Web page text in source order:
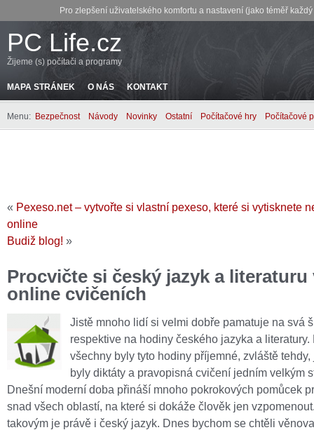
Pro zlepšení uživatelského komfortu a nastavení (jako téměř
PC Life.cz
Žijeme (s) počítači a programy
MAPA STRÁNEK O NÁS KONTAKT
Menu: Bezpečnost Návody Novinky Ostatní Počítačové hry Počítačové
« Pexeso.net – vytvořte si vlastní pexeso, které si vytisknete
online
Budiž blog! »
Procvičte si český jazyk a literaturu
online cvičeních
Jistě mnoho lidí si velmi dobře pamatuje na svá
respektive na hodiny českého jazyka a literatury.
všechny byly tyto hodiny příjemné, zvláště tehdy,
byly diktáty a pravopisná cvičení jedním velkým
Dnešní moderní doba přináší mnoho pokrokových pomůcek
snad všech oblastí, na které si dokáže člověk jen
takovým je právě i český jazyk. Dnes bychom se chtěli